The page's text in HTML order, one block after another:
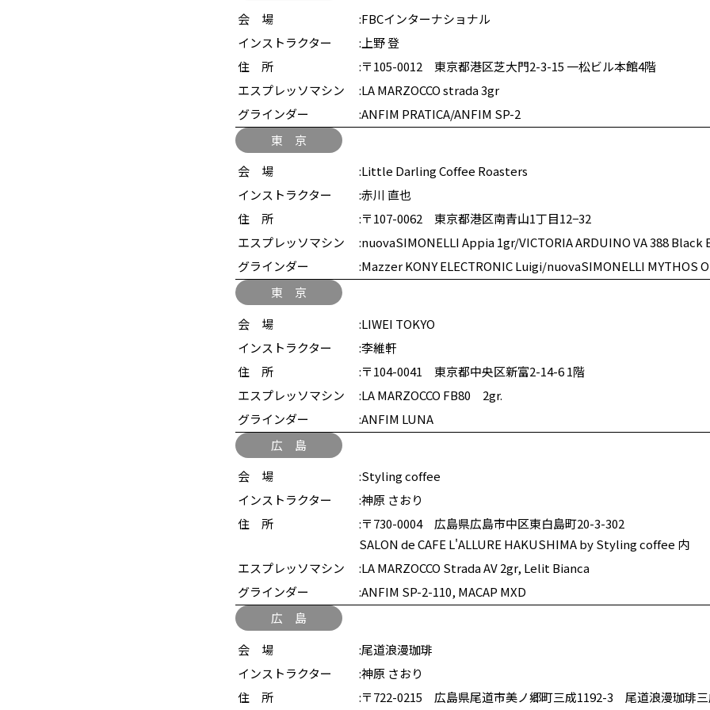
会 場
FBCインターナショナル
インストラクター
上野 登
住 所
〒105-0012 東京都港区芝大門2-3-15 一松ビル本館4階
エスプレッソマシン
LA MARZOCCO strada 3gr
グラインダー
ANFIM PRATICA/ANFIM SP-2
東 京
会 場
Little Darling Coffee Roasters
インストラクター
赤川 直也
住 所
〒107-0062 東京都港区南青山1丁目12−32
エスプレッソマシン
nuovaSIMONELLI Appia 1gr/VICTORIA ARDUINO VA 388 Black
グラインダー
Mazzer KONY ELECTRONIC Luigi/nuovaSIMONELLI MYTHOS
東 京
会 場
LIWEI TOKYO
インストラクター
李維軒
住 所
〒104-0041 東京都中央区新富2-14-6 1階
エスプレッソマシン
LA MARZOCCO FB80 2gr.
グラインダー
ANFIM LUNA
広 島
会 場
Styling coffee
インストラクター
神原 さおり
住 所
〒730-0004 広島県広島市中区東白島町20-3-302
SALON de CAFE L'ALLURE HAKUSHIMA by Styling coffee 内
エスプレッソマシン
LA MARZOCCO Strada AV 2gr, Lelit Bianca
グラインダー
ANFIM SP-2-110, MACAP MXD
広 島
会 場
尾道浪漫珈琲
インストラクター
神原 さおり
住 所
〒722-0215 広島県尾道市美ノ郷町三成1192-3 尾道浪漫珈琲